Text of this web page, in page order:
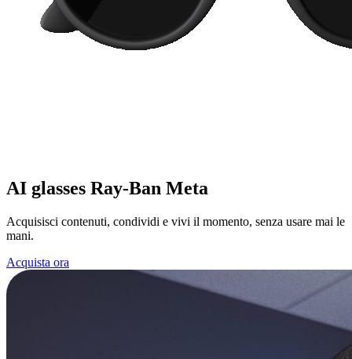
AI glasses Ray-Ban Meta
Acquisisci contenuti, condividi e vivi il momento, senza usare mai le
mani.
Acquista ora